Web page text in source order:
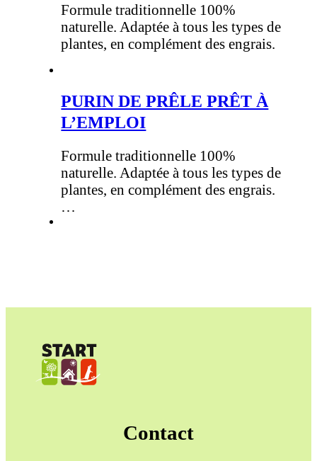
Formule traditionnelle 100%
naturelle. Adaptée à tous les types de
plantes, en complément des engrais.
PURIN DE PRÊLE PRÊT À
L’EMPLOI
Formule traditionnelle 100%
naturelle. Adaptée à tous les types de
plantes, en complément des engrais.
…
Contact